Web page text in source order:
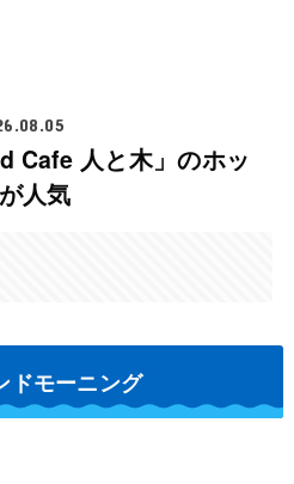
Cafe 人と木」のホッ
人気
ドモーニング